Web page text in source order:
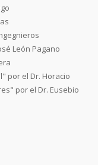
León Pagano
por el Dr. Horacio
por el Dr. Eusebio